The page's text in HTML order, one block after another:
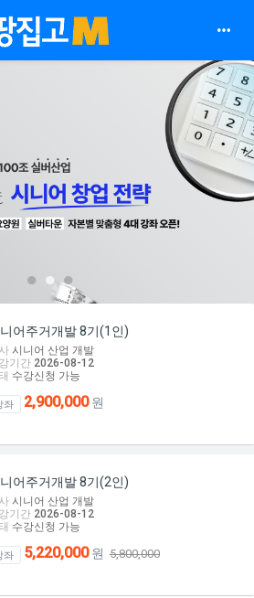
1 2 3
어주거개발 8기(1인)
시니어 산업 개발
기간 2026-08-12
수강신청 가능
좌 2,900,000원
어주거개발 8기(2인)
시니어 산업 개발
기간 2026-08-12
수강신청 가능
좌 5,220,000원5,800,000